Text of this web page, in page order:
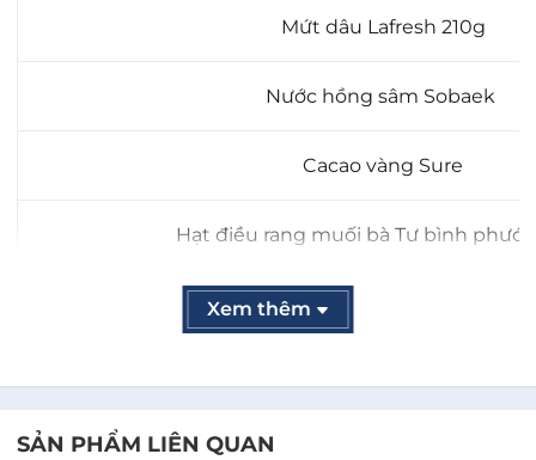
Mứt dâu Lafresh 210g
Nước hồng sâm Sobaek
Cacao vàng Sure
Hạt điều rang muối bà Tư bình
Oatmeal Hũ vàng Tài - Lộc
Xem thêm
SẢN PHẨM LIÊN QUAN